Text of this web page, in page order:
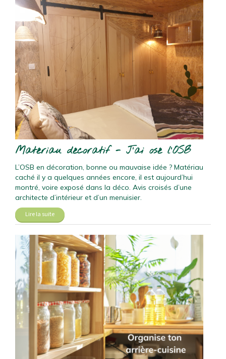
Matériau décoratif - J’ai osé l’OSB
L’OSB en décoration, bonne ou mauvaise idée ? Matériau
caché il y a quelques années encore, il est aujourd’hui
montré, voire exposé dans la déco. Avis croisés d’une
architecte d’intérieur et d’un menuisier.
Lire la suite